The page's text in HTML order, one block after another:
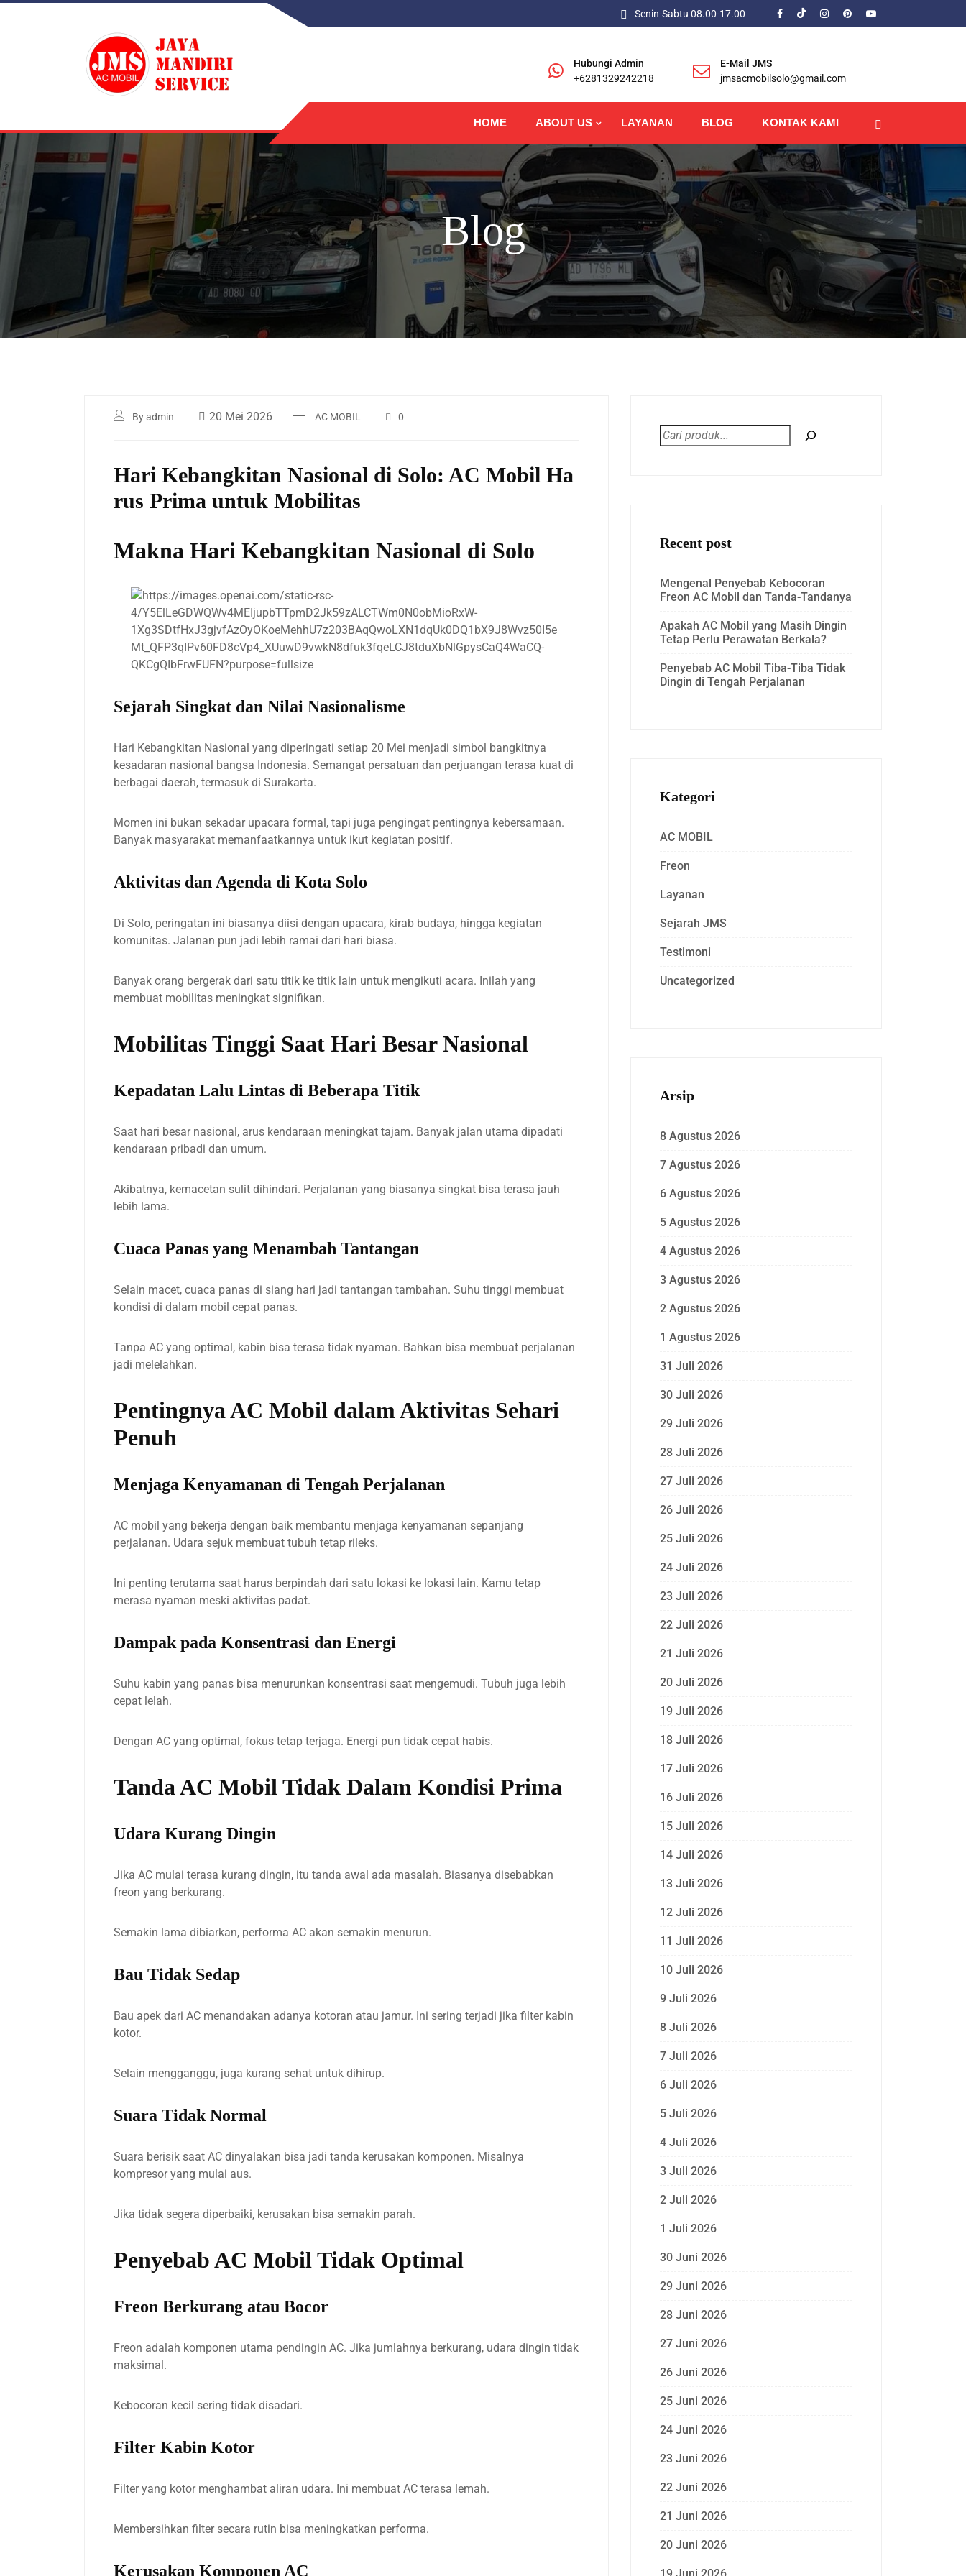
Senin-Sabtu 08.00-17.00
Hubungi Admin
+6281329242218
E-Mail JMS
jmsacmobilsolo@gmail.com
HOME ABOUT US LAYANAN BLOG KONTAK KAMI
Blog
By admin 20 Mei 2026 AC MOBIL 0
Hari Kebangkitan Nasional di Solo: AC Mobil Ha
rus Prima untuk Mobilitas
Makna Hari Kebangkitan Nasional di Solo
Sejarah Singkat dan Nilai Nasionalisme
Hari Kebangkitan Nasional yang diperingati setiap 20 Mei menjadi simbol bangkitnya
kesadaran nasional bangsa Indonesia. Semangat persatuan dan perjuangan terasa kuat di
berbagai daerah, termasuk di Surakarta.
Momen ini bukan sekadar upacara formal, tapi juga pengingat pentingnya kebersamaan.
Banyak masyarakat memanfaatkannya untuk ikut kegiatan positif.
Aktivitas dan Agenda di Kota Solo
Di Solo, peringatan ini biasanya diisi dengan upacara, kirab budaya, hingga kegiatan
komunitas. Jalanan pun jadi lebih ramai dari hari biasa.
Banyak orang bergerak dari satu titik ke titik lain untuk mengikuti acara. Inilah yang
membuat mobilitas meningkat signifikan.
Mobilitas Tinggi Saat Hari Besar Nasional
Kepadatan Lalu Lintas di Beberapa Titik
Saat hari besar nasional, arus kendaraan meningkat tajam. Banyak jalan utama dipadati
kendaraan pribadi dan umum.
Akibatnya, kemacetan sulit dihindari. Perjalanan yang biasanya singkat bisa terasa jauh
lebih lama.
Cuaca Panas yang Menambah Tantangan
Selain macet, cuaca panas di siang hari jadi tantangan tambahan. Suhu tinggi membuat
kondisi di dalam mobil cepat panas.
Tanpa AC yang optimal, kabin bisa terasa tidak nyaman. Bahkan bisa membuat perjalanan
jadi melelahkan.
Pentingnya AC Mobil dalam Aktivitas Sehari
Penuh
Menjaga Kenyamanan di Tengah Perjalanan
AC mobil yang bekerja dengan baik membantu menjaga kenyamanan sepanjang
perjalanan. Udara sejuk membuat tubuh tetap rileks.
Ini penting terutama saat harus berpindah dari satu lokasi ke lokasi lain. Kamu tetap
merasa nyaman meski aktivitas padat.
Dampak pada Konsentrasi dan Energi
Suhu kabin yang panas bisa menurunkan konsentrasi saat mengemudi. Tubuh juga lebih
cepat lelah.
Dengan AC yang optimal, fokus tetap terjaga. Energi pun tidak cepat habis.
Tanda AC Mobil Tidak Dalam Kondisi Prima
Udara Kurang Dingin
Jika AC mulai terasa kurang dingin, itu tanda awal ada masalah. Biasanya disebabkan
freon yang berkurang.
Semakin lama dibiarkan, performa AC akan semakin menurun.
Bau Tidak Sedap
Bau apek dari AC menandakan adanya kotoran atau jamur. Ini sering terjadi jika filter kabin
kotor.
Selain mengganggu, juga kurang sehat untuk dihirup.
Suara Tidak Normal
Suara berisik saat AC dinyalakan bisa jadi tanda kerusakan komponen. Misalnya
kompresor yang mulai aus.
Jika tidak segera diperbaiki, kerusakan bisa semakin parah.
Penyebab AC Mobil Tidak Optimal
Freon Berkurang atau Bocor
Freon adalah komponen utama pendingin AC. Jika jumlahnya berkurang, udara dingin tidak
maksimal.
Kebocoran kecil sering tidak disadari.
Filter Kabin Kotor
Filter yang kotor menghambat aliran udara. Ini membuat AC terasa lemah.
Membersihkan filter secara rutin bisa meningkatkan performa.
Kerusakan Komponen AC
Recent post
Mengenal Penyebab Kebocoran
Freon AC Mobil dan Tanda-Tandanya
Apakah AC Mobil yang Masih Dingin
Tetap Perlu Perawatan Berkala?
Penyebab AC Mobil Tiba-Tiba Tidak
Dingin di Tengah Perjalanan
Kategori
AC MOBIL
Freon
Layanan
Sejarah JMS
Testimoni
Uncategorized
Arsip
8 Agustus 2026
7 Agustus 2026
6 Agustus 2026
5 Agustus 2026
4 Agustus 2026
3 Agustus 2026
2 Agustus 2026
1 Agustus 2026
31 Juli 2026
30 Juli 2026
29 Juli 2026
28 Juli 2026
27 Juli 2026
26 Juli 2026
25 Juli 2026
24 Juli 2026
23 Juli 2026
22 Juli 2026
21 Juli 2026
20 Juli 2026
19 Juli 2026
18 Juli 2026
17 Juli 2026
16 Juli 2026
15 Juli 2026
14 Juli 2026
13 Juli 2026
12 Juli 2026
11 Juli 2026
10 Juli 2026
9 Juli 2026
8 Juli 2026
7 Juli 2026
6 Juli 2026
5 Juli 2026
4 Juli 2026
3 Juli 2026
2 Juli 2026
1 Juli 2026
30 Juni 2026
29 Juni 2026
28 Juni 2026
27 Juni 2026
26 Juni 2026
25 Juni 2026
24 Juni 2026
23 Juni 2026
22 Juni 2026
21 Juni 2026
20 Juni 2026